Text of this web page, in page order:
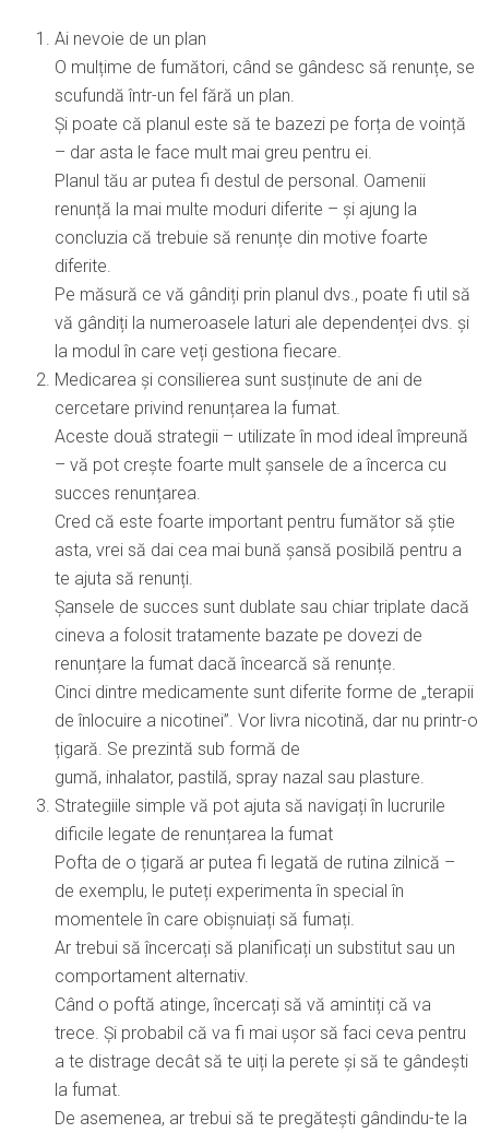
Ai nevoie de un plan
O mulțime de fumători, când se gândesc să renunțe, se
scufundă într-un fel fără un plan.
Și poate că planul este să te bazezi pe forța de voință
– dar asta le face mult mai greu pentru ei.
Planul tău ar putea fi destul de personal. Oamenii
renunță la mai multe moduri diferite – și ajung la
concluzia că trebuie să renunțe din motive foarte
diferite.
Pe măsură ce vă gândiți prin planul dvs., poate fi util să
vă gândiți la numeroasele laturi ale dependenței dvs. și
la modul în care veți gestiona fiecare.
Medicarea și consilierea sunt susținute de ani de
cercetare privind renunțarea la fumat.
Aceste două strategii – utilizate în mod ideal împreună
– vă pot crește foarte mult șansele de a încerca cu
succes renunțarea.
Cred că este foarte important pentru fumător să știe
asta, vrei să dai cea mai bună șansă posibilă pentru a
te ajuta să renunți.
Șansele de succes sunt dublate sau chiar triplate dacă
cineva a folosit tratamente bazate pe dovezi de
renunțare la fumat dacă încearcă să renunțe.
Cinci dintre medicamente sunt diferite forme de „terapii
de înlocuire a nicotinei”. Vor livra nicotină, dar nu printr-o
țigară. Se prezintă sub formă de
gumă, inhalator, pastilă, spray nazal sau plasture.
Strategiile simple vă pot ajuta să navigați în lucrurile
dificile legate de renunțarea la fumat
Pofta de o țigară ar putea fi legată de rutina zilnică –
de exemplu, le puteți experimenta în special în
momentele în care obișnuiați să fumați.
Ar trebui să încercați să planificați un substitut sau un
comportament alternativ.
Când o poftă atinge, încercați să vă amintiți că va
trece. Și probabil că va fi mai ușor să faci ceva pentru
a te distrage decât să te uiți la perete și să te gândești
la fumat.
De asemenea, ar trebui să te pregătești gândindu-te la